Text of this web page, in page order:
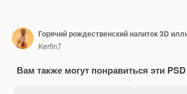
Горячий рождественский напиток 3D
Kerfin7
Вам также могут понравиться эти PSD